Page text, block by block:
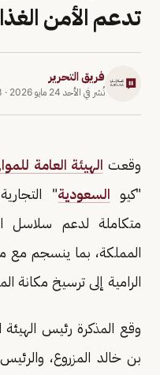
تدعم الأمن
فريق التحرير
نُشر في الأحد 24 مايو 2026 ·
وقعت الهيئة العامة
"كيو السعودية"
متكاملة لدعم سلاسل
الرامية إلى ترسيخ مكانة
وقع المذكرة رئيس
بن خالد المزروع،